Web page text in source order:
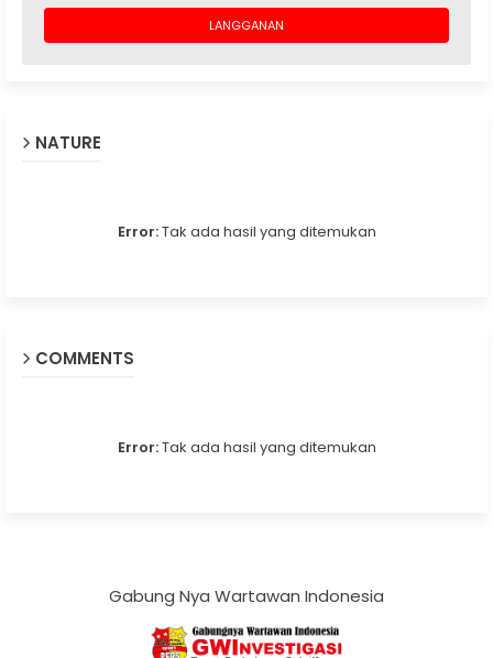
NATURE
Error:Tak ada hasil yang ditemukan
COMMENTS
Error:Tak ada hasil yang ditemukan
Gabung Nya Wartawan Indonesia